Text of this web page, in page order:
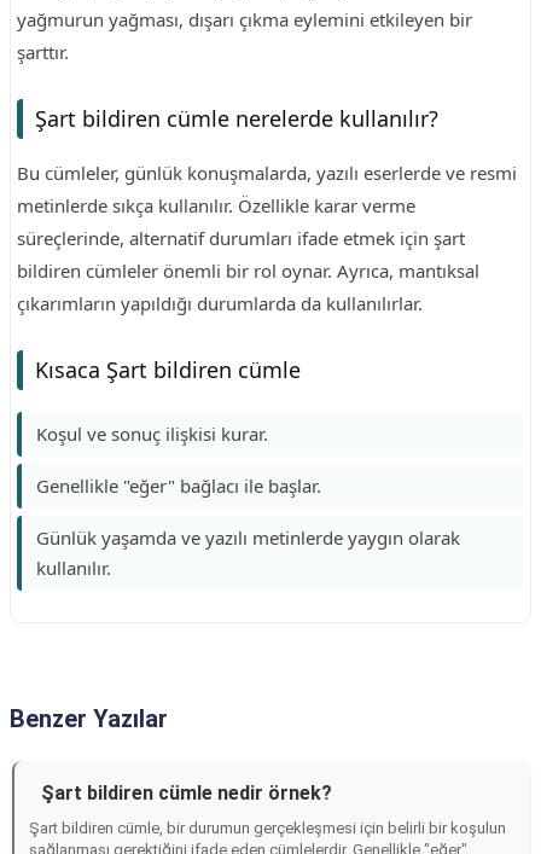
yağmurun yağması, dışarı çıkma eylemini etkileyen bir
şarttır.
Şart bildiren cümle nerelerde kullanılır?
Bu cümleler, günlük konuşmalarda, yazılı eserlerde ve resmi
metinlerde sıkça kullanılır. Özellikle karar verme
süreçlerinde, alternatif durumları ifade etmek için şart
bildiren cümleler önemli bir rol oynar. Ayrıca, mantıksal
çıkarımların yapıldığı durumlarda da kullanılırlar.
Kısaca Şart bildiren cümle
Koşul ve sonuç ilişkisi kurar.
Genellikle "eğer" bağlacı ile başlar.
Günlük yaşamda ve yazılı metinlerde yaygın olarak
kullanılır.
Benzer Yazılar
Şart bildiren cümle nedir örnek?
Şart bildiren cümle, bir durumun gerçekleşmesi için belirli bir koşulun
sağlanması gerektiğini ifade eden cümlelerdir. Genellikle "eğer"